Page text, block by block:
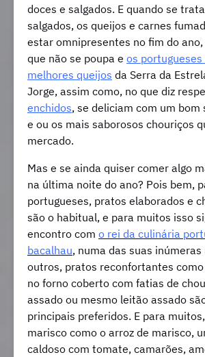
doces e salgados. E quando se
salgados, os queijos e carnes
estar omnipresentes no fim do
que não se poupa e os
melhores queijos da Serra da
Jorge, assim como, no que diz
enchidos, se deliciam com um bom
e ou os mais saborosos chouriços
mercado.
Mas e se ainda quiser comer algo
na última noite do ano? Pois bem,
portugueses, pratos elaborados e
são o habitual, e para muitos isso
encontro com o rei da culinária
bacalhau, numa das suas
outros, pratos reconfortantes como
no forno coberto com fatias de
assado ou mesmo leitão assado
principais preferidos. E para
marisco como o arroz de marisco,
caldoso com tomate, camarões,